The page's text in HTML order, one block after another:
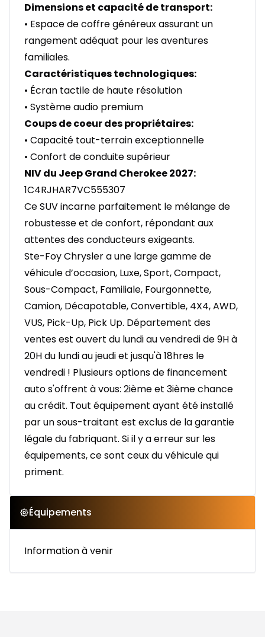
Dimensions et capacité de transport:
• Espace de coffre généreux assurant un
rangement adéquat pour les aventures
familiales.
Caractéristiques technologiques:
• Écran tactile de haute résolution
• Système audio premium
Coups de coeur des propriétaires:
• Capacité tout-terrain exceptionnelle
• Confort de conduite supérieur
NIV du Jeep Grand Cherokee 2027:
1C4RJHAR7VC555307
Ce SUV incarne parfaitement le mélange de
robustesse et de confort, répondant aux
attentes des conducteurs exigeants.
Ste-Foy Chrysler a une large gamme de
véhicule d’occasion, Luxe, Sport, Compact,
Sous-Compact, Familiale, Fourgonnette,
Camion, Décapotable, Convertible, 4X4, AWD,
VUS, Pick-Up, Pick Up. Département des
ventes est ouvert du lundi au vendredi de 9H à
20H du lundi au jeudi et jusqu'à 18hres le
vendredi ! Plusieurs options de financement
auto s'offrent à vous: 2ième et 3ième chance
au crédit. Tout équipement ayant été installé
par un sous-traitant est exclus de la garantie
légale du fabriquant. Si il y a erreur sur les
équipements, ce sont ceux du véhicule qui
priment.
Équipements
Information à venir